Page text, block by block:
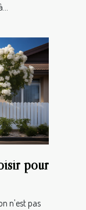
pour
n’est pas